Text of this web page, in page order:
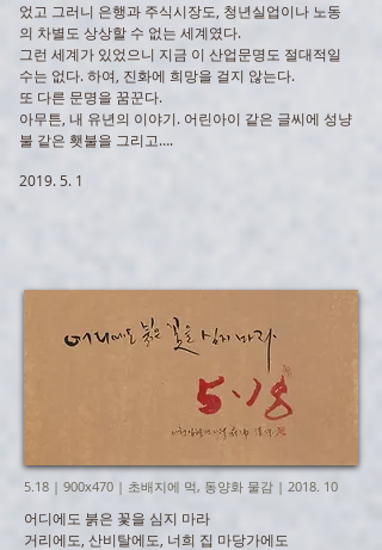
었고 그러니 은행과 주식시장도, 청년실업이나 노동
의 차별도 상상할 수 없는 세계였다.
그런 세계가 있었으니 지금 이 산업문명도 절대적일
수는 없다. 하여, 진화에 희망을 걸지 않는다.
또 다른 문명을 꿈꾼다.
아무튼, 내 유년의 이야기. 어린아이 같은 글씨에 성냥
불 같은 횃불을 그리고….
2019. 5. 1
5.18 | 900x470 | 초배지에 먹, 동양화 물감 | 2018. 10
어디에도 붉은 꽃을 심지 마라
거리에도, 산비탈에도, 너희 집 마당가에도